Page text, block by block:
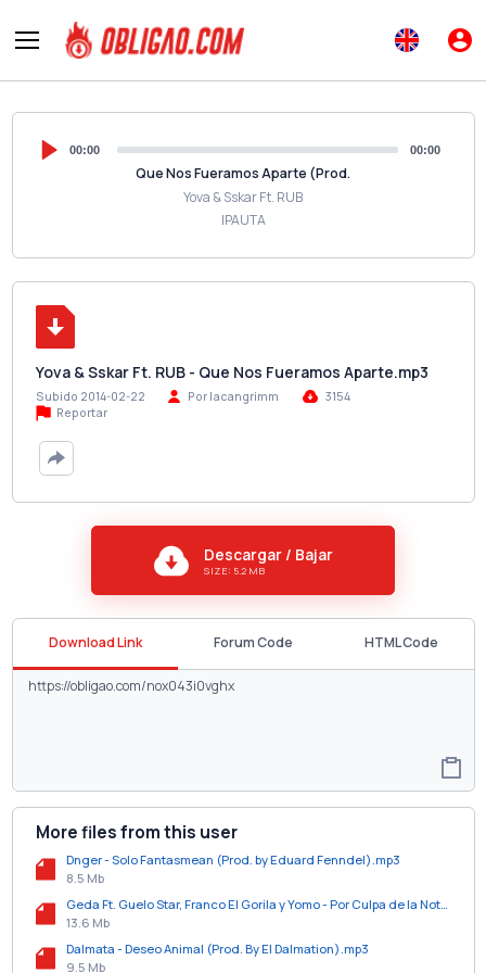
00:00 00:00
Que Nos Fueramos Aparte (Prod.
Yova & Sskar Ft. RUB
IPAUTA
Yova & Sskar Ft. RUB - Que Nos Fueramos Aparte.mp3
Subido 2014-02-22 Por lacangrimm
3154
Reportar
Descargar / Bajar
SIZE: 5.2 MB
Download Link Forum Code HTML Code
More files from this user
Dnger - Solo Fantasmean (Prod. by Eduard Fenndel).mp3
8.5 Mb
Geda Ft. Guelo Star, Franco El Gorila y Yomo - Por Culpa de la Nota (Official Remix).mp3
13.6 Mb
Dalmata - Deseo Animal (Prod. By El Dalmation).mp3
9.5 Mb